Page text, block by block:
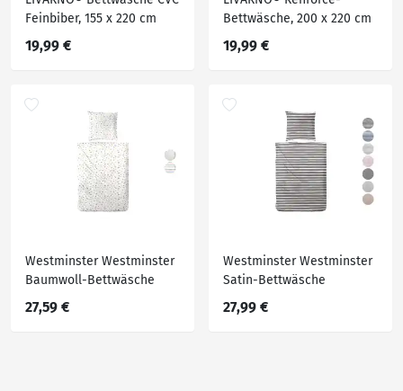
Feinbiber, 155 x 220 cm
19,99 €
Bettwäsche, 200 x 220 cm
19,99 €
Westminster Westminster
Baumwoll-Bettwäsche
27,59 €
Westminster Westminster
Satin-Bettwäsche
27,99 €